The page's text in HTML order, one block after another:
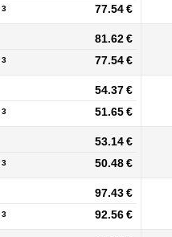
3 77.54 €
81.62 €
3 77.54 €
54.37 €
3 51.65 €
53.14 €
3 50.48 €
97.43 €
3 92.56 €